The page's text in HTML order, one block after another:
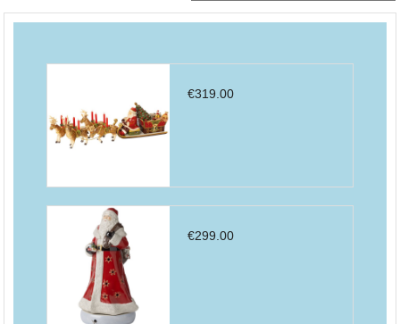
par
€319.00
€299.00